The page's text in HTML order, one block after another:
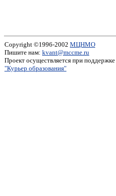
Copyright ©1996-2002 МЦНМО
Пишите нам: kvant@mccme.ru
Проект осуществляется при поддержке
"Курьер образования"